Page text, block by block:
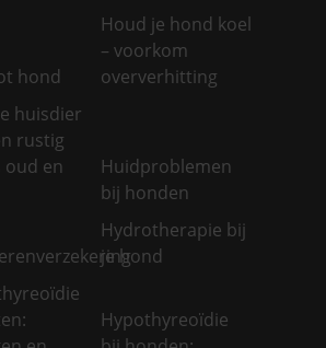
hond
Houd je hond koel
– voorkom
oververhitting
huisdier
rustig
en
Huidproblemen
bij honden
Hydrotherapie bij
je hond
Hypothyreoïdie